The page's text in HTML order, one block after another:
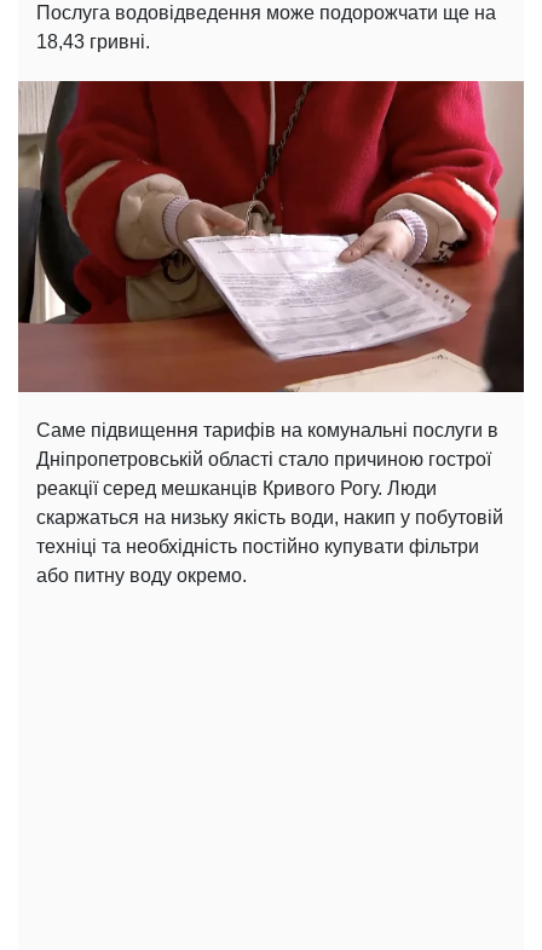
Послуга водовідведення може подорожчати ще на
18,43 гривні.
Саме підвищення тарифів на комунальні послуги в
Дніпропетровській області стало причиною гострої
реакції серед мешканців Кривого Рогу. Люди
скаржаться на низьку якість води, накип у побутовій
техніці та необхідність постійно купувати фільтри
або питну воду окремо.